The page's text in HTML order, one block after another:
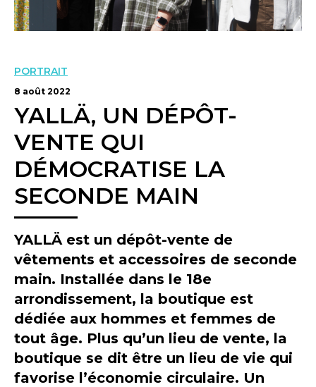
PORTRAIT
8 août 2022
YALLÄ, UN DÉPÔT-
VENTE QUI
DÉMOCRATISE LA
SECONDE MAIN
YALLÄ est un dépôt-vente de
vêtements et accessoires de seconde
main. Installée dans le 18e
arrondissement, la boutique est
dédiée aux hommes et femmes de
tout âge. Plus qu’un lieu de vente, la
boutique se dit être un lieu de vie qui
favorise l’économie circulaire. Un